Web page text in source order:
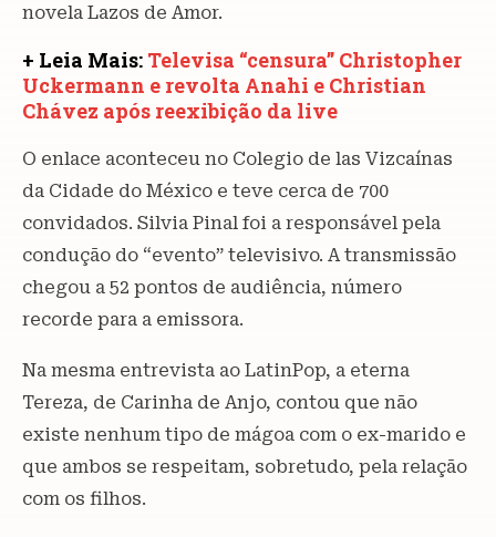
novela Lazos de Amor.
+ Leia Mais: Televisa “censura” Christopher
Uckermann e revolta Anahi e Christian
Chávez após reexibição da live
O enlace aconteceu no Colegio de las Vizcaínas
da Cidade do México e teve cerca de 700
convidados. Silvia Pinal foi a responsável pela
condução do “evento” televisivo. A transmissão
chegou a 52 pontos de audiência, número
recorde para a emissora.
Na mesma entrevista ao LatinPop, a eterna
Tereza, de Carinha de Anjo, contou que não
existe nenhum tipo de mágoa com o ex-marido e
que ambos se respeitam, sobretudo, pela relação
com os filhos.